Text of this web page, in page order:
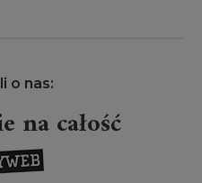
o nas:
na całość